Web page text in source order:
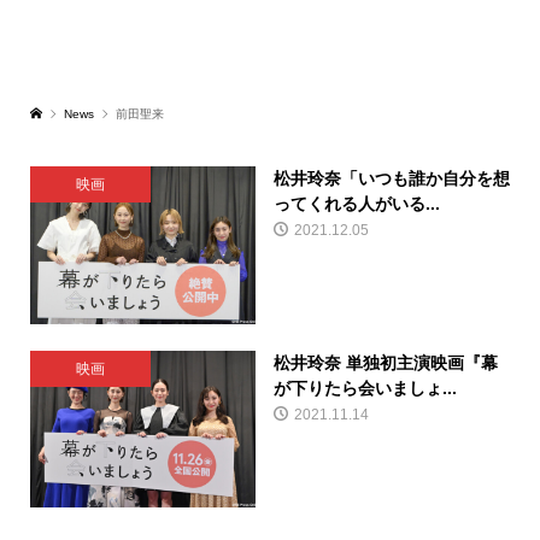
News 前田聖来
映画
松井玲奈「いつも誰か自分を想
ってくれる人がいる...
2021.12.05
映画
松井玲奈 単独初主演映画『幕
が下りたら会いましょ...
2021.11.14